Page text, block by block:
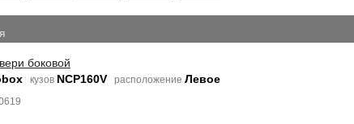
боковой
кузов NCP160V расположение Левое